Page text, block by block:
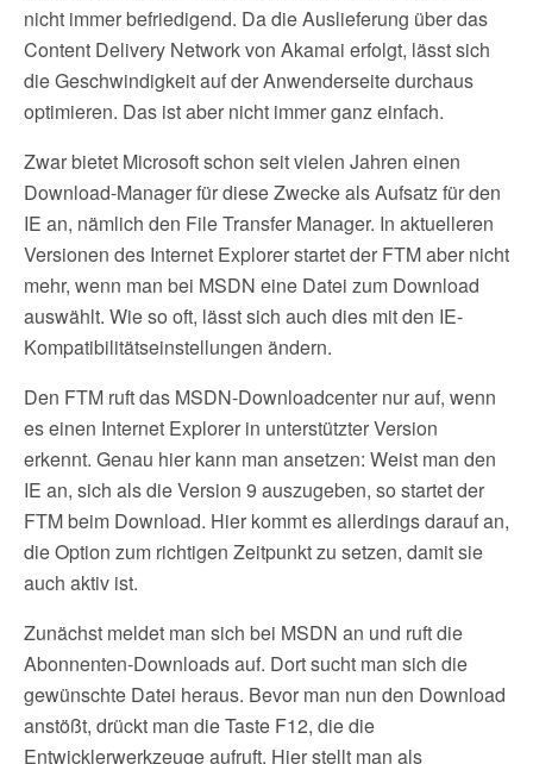
nicht immer befriedigend. Da die Auslieferung über das
Content Delivery Network von Akamai erfolgt, lässt sich
die Geschwindigkeit auf der Anwenderseite durchaus
optimieren. Das ist aber nicht immer ganz einfach.
Zwar bietet Microsoft schon seit vielen Jahren einen
Download-Manager für diese Zwecke als Aufsatz für den
IE an, nämlich den File Transfer Manager. In aktuelleren
Versionen des Internet Explorer startet der FTM aber nicht
mehr, wenn man bei MSDN eine Datei zum Download
auswählt. Wie so oft, lässt sich auch dies mit den IE-
Kompatibilitätseinstellungen ändern.
Den FTM ruft das MSDN-Downloadcenter nur auf, wenn
es einen Internet Explorer in unterstützter Version
erkennt. Genau hier kann man ansetzen: Weist man den
IE an, sich als die Version 9 auszugeben, so startet der
FTM beim Download. Hier kommt es allerdings darauf an,
die Option zum richtigen Zeitpunkt zu setzen, damit sie
auch aktiv ist.
Zunächst meldet man sich bei MSDN an und ruft die
Abonnenten-Downloads auf. Dort sucht man sich die
gewünschte Datei heraus. Bevor man nun den Download
anstößt, drückt man die Taste F12, die die
Entwicklerwerkzeuge aufruft. Hier stellt man als